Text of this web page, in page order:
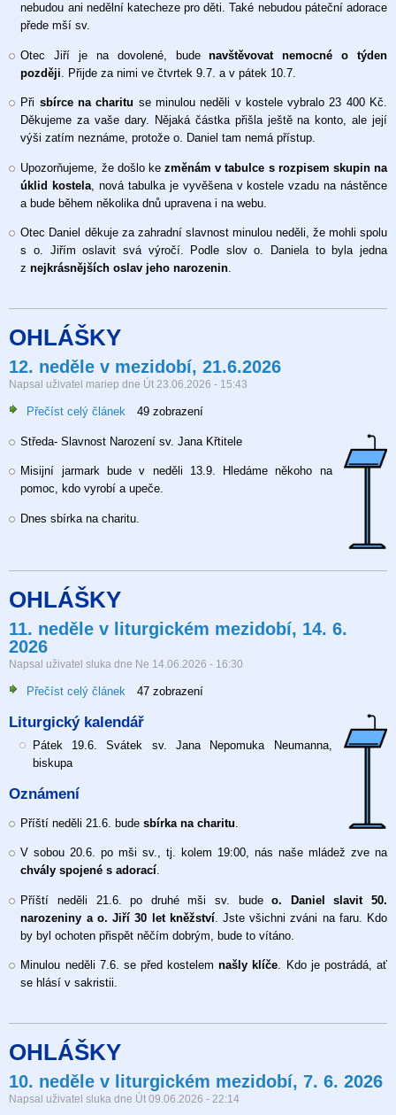
nebudou ani nedělní katecheze pro děti. Také nebudou páteční adorace
přede mší sv.
Otec Jiří je na dovolené, budenavštěvovat nemocné o týden
později . Přijde za nimi ve čtvrtek 9.7. a v pátek 10.7.
Při sbírce na charitu se minulou neděli v kostele vybralo 23 400 Kč.
Děkujeme za vaše dary. Nějaká částka přišla ještě na konto, ale její
výši zatím neznáme, protože o. Daniel tam nemá přístup.
Upozorňujeme, že došlo kezměnám v tabulce s rozpisem skupin na
úklid kostela , nová tabulka je vyvěšena v kostele vzadu na nástěnce
a bude během několika dnů upravena i na webu.
Otec Daniel děkuje za zahradní slavnost minulou neděli, že mohli spolu
s o. Jiřím oslavit svá výročí. Podle slov o. Daniela to byla jedna
znejkrásnějších oslav jeho narozenin
OHLÁŠKY
12. neděle v mezidobí, 21.6.2026
Napsal uživatel mariep dne Út 23.06.2026 - 15:43
Přečíst celý článek
neděle
mezidobí,
49 zobrazení
Středa- Slavnost Narození sv. Jana Křtitele
Misijní jarmark bude v neděli 13.9. Hledáme někoho na
pomoc, kdo vyrobí a upeče.
Dnes sbírka na charitu.
OHLÁŠKY
11. neděle v liturgickém mezidobí, 14. 6.
2026
Napsal uživatel sluka dne Ne 14.06.2026 - 16:30
Přečíst celý článek
neděle
v
6.
47 zobrazení
Liturgický kalendář
Pátek 19.6. Svátek sv. Jana Nepomuka Neumanna,
biskupa
Oznámení
Příští neděli 21.6. budesbírka na charitu
V sobou 20.6. po mši sv., tj. kolem 19:00, nás naše mládež zve na
chvály spojené s adorací.
Příští neděli 21.6. po druhé mši sv. budeo. Daniel slavit 50.
narozeniny a o. Jiří 30 let kněžství. Jste všichni zváni na faru. Kdo
by byl ochoten přispět něčím dobrým, bude to vítáno.
Minulou neděli 7.6. se před kostelemnašly klíče. Kdo je postrádá, ať
se hlásí v sakristii.
OHLÁŠKY
10. neděle v liturgickém mezidobí, 7. 6. 2026
Napsal uživatel sluka dne Út 09.06.2026 - 22:14